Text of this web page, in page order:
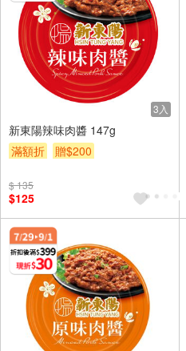
3入
新東陽辣味肉醬 147g
滿額折
贈$200
$ 135
$125